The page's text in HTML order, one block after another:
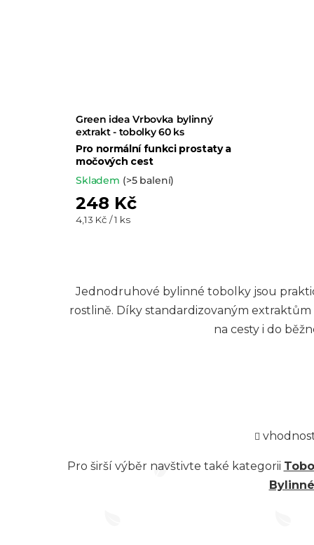
Green idea Vrbovka bylinný
extrakt - tobolky 60 ks
Pro normální funkci prostaty a
močových cest
Skladem (>5 balení)
248 Kč
Měrná
4,13 Kč / 1 ks
Jednodruhové bylinné tobolky jsou
rostlině. Díky standardizovaným
na cesty i do
Pro širší výběr navštivte také kategorii